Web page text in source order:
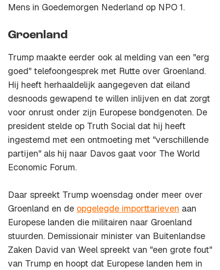
Mens in Goedemorgen Nederland op NPO 1.
Groenland
Trump maakte eerder ook al melding van een "erg
goed" telefoongesprek met Rutte over Groenland.
Hij heeft herhaaldelijk aangegeven dat eiland
desnoods gewapend te willen inlijven en dat zorgt
voor onrust onder zijn Europese bondgenoten. De
president stelde op Truth Social dat hij heeft
ingestemd met een ontmoeting met "verschillende
partijen" als hij naar Davos gaat voor The World
Economic Forum.
Daar spreekt Trump woensdag onder meer over
Groenland en de opgelegde importtarieven aan
Europese landen die militairen naar Groenland
stuurden. Demissionair minister van Buitenlandse
Zaken David van Weel spreekt van "een grote fout"
van Trump en hoopt dat Europese landen hem in